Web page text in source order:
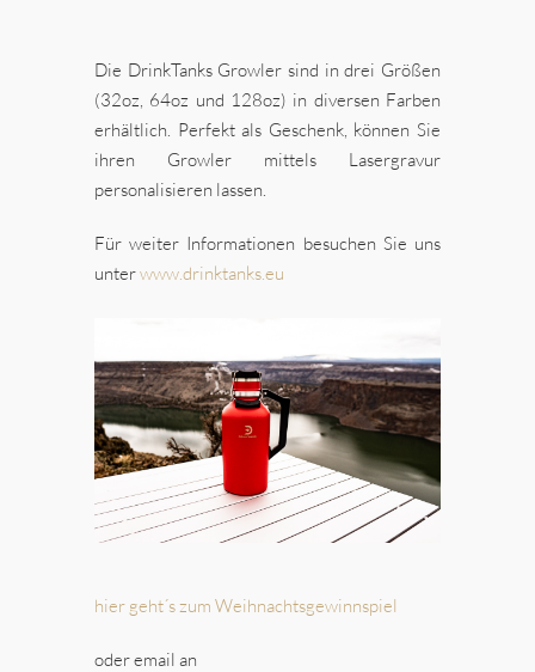
Die DrinkTanks Growler sind in drei Größen
(32oz, 64oz und 128oz) in diversen Farben
erhältlich. Perfekt als Geschenk, können Sie
ihren Growler mittels Lasergravur
personalisieren lassen.
Für weiter Informationen besuchen Sie uns
unterwww.drinktanks.eu
hier geht´s zum Weihnachtsgewinnspiel
oder email an